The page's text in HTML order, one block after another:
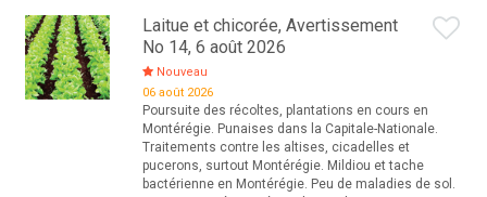
Laitue et chicorée, Avertissement
No 14, 6 août 2026
Nouveau
06 août 2026
Poursuite des récoltes, plantations en cours en
Montérégie. Punaises dans la Capitale-Nationale.
Traitements contre les altises, cicadelles et
pucerons, surtout Montérégie. Mildiou et tache
bactérienne en Montérégie. Peu de maladies de sol.